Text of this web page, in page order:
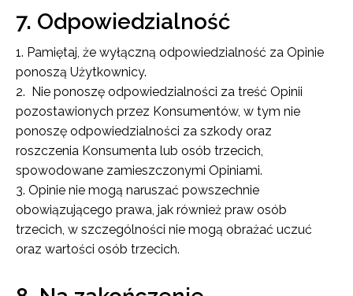
7. Odpowiedzialność
Pamiętaj, że wyłączną odpowiedzialność za Opinie
ponoszą Użytkownicy.
Nie ponoszę odpowiedzialności za treść Opinii
pozostawionych przez Konsumentów, w tym nie
ponoszę odpowiedzialności za szkody oraz
roszczenia Konsumenta lub osób trzecich,
spowodowane zamieszczonymi Opiniami.
Opinie nie mogą naruszać powszechnie
obowiązującego prawa, jak również praw osób
trzecich, w szczególności nie mogą obrażać uczuć
oraz wartości osób trzecich.